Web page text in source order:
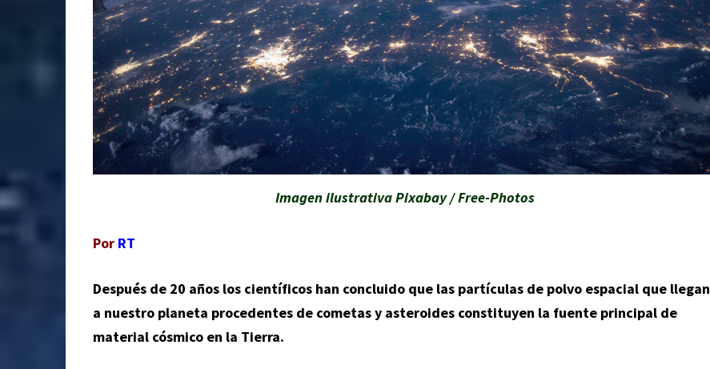
Imagen ilustrativa Pixabay / Free-Photos
Por RT
Después de 20 años los científicos han concluido que las partículas de polvo espacial que llegan
a nuestro planeta procedentes de cometas y asteroides constituyen la fuente principal de
material cósmico en la Tierra.